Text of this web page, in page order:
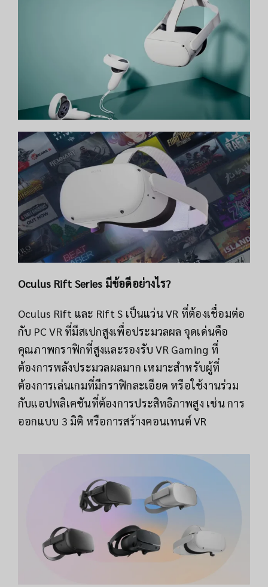
Oculus Rift Series มีข้อดีอย่างไร?
Oculus Rift และ Rift S เป็นแว่น VR ที่ต้องเชื่อมต่อ
กับ PC VR ที่มีสเปกสูงเพื่อประมวลผล จุดเด่นคือ
คุณภาพกราฟิกที่สูงและรองรับ VR Gaming ที่
ต้องการพลังประมวลผลมาก เหมาะสำหรับผู้ที่
ต้องการเล่นเกมที่มีกราฟิกละเอียด หรือใช้งานร่วม
กับแอปพลิเคชันที่ต้องการประสิทธิภาพสูง เช่น การ
ออกแบบ 3 มิติ หรือการสร้างคอนเทนต์ VR